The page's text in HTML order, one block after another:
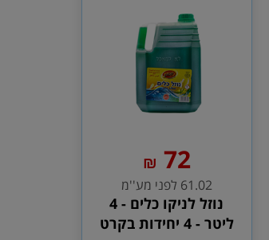
72
₪
61.02 לפני מע''מ
נוזל לניקו כלים - 4
ליטר - 4 יחידות בקרט